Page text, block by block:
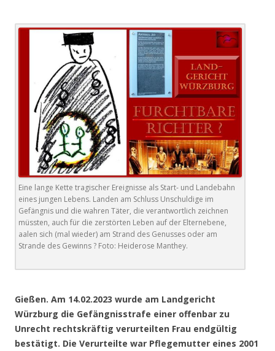
Eine lange Kette tragischer Ereignisse als Start- und Landebahn
eines jungen Lebens. Landen am Schluss Unschuldige im
Gefängnis und die wahren Täter, die verantwortlich zeichnen
müssten, auch für die zerstörten Leben auf der Elternebene,
aalen sich (mal wieder) am Strand des Genusses oder am
Strande des Gewinns ? Foto: Heiderose Manthey.
Gießen. Am 14.02.2023 wurde am Landgericht
Würzburg die Gefängnisstrafe einer offenbar zu
Unrecht rechtskräftig verurteilten Frau endgültig
bestätigt. Die Verurteilte war Pflegemutter eines 2001